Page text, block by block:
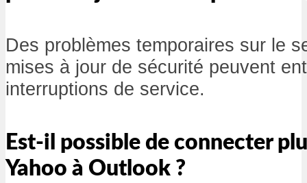
Des problèmes temporaires sur le
mises à jour de sécurité peuvent
interruptions de service.
Est-il possible de connecter
Yahoo à Outlook ?